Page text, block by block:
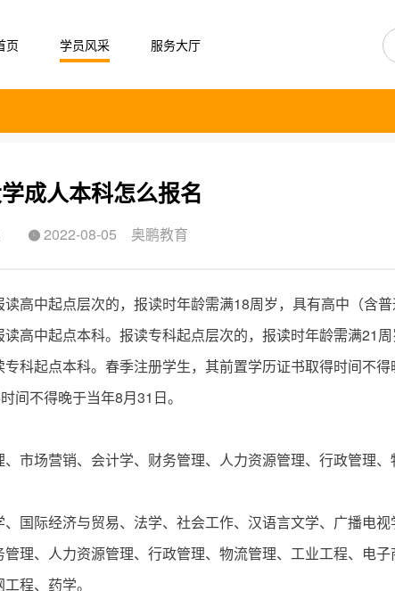
页 学员风采 服务大厅
成人本科怎么报名
2022-08-05 奥鹏教育
读高中起点层次的，报读时年龄需满18周岁，具有高中（含
高中起点本科。报读专科起点层次的，报读时年龄需满21
科起点本科。春季注册学生，其前置学历证书取得时间不得
间不得晚于当年8月31日。
市场营销、会计学、财务管理、人力资源管理、行政管理、
国际经济与贸易、法学、社会工作、汉语言文学、广播电视
理、人力资源管理、行政管理、物流管理、工业工程、电子
程、药学。